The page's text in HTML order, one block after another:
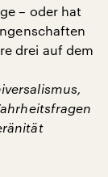
– oder hat
drei auf dem